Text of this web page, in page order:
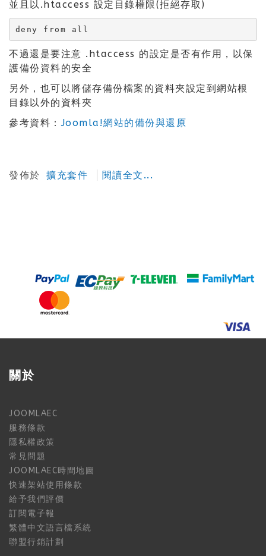
並且以.htaccess 設定目錄權限(拒絕存取)
deny from all
不過還是要注意 .htaccess 的設定是否有作用，以保
護備份資料的安全
另外，也可以將儲存備份檔案的資料夾設定到網站根
目錄以外的資料夾
參考資料：Joomla!網站的備份與還原
發佈於 擴充套件 閱讀全文...
關於
JOOMLAEC
服務條款
隱私權政策
常見問題
JOOMLAEC時間地圖
快速架站使用條款
給予我們評價
訂閱電子報
繁體中文語言檔系統
聯盟行銷計劃